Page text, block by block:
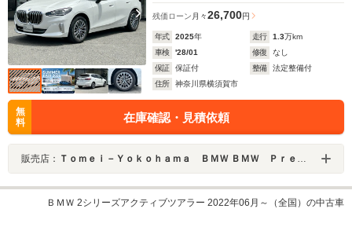
残価ローン 月々26,700円
年式 2025年 走行 1.3万km
車検
'28/01 修復
なし
保証
保証付 整備
法定整備付
住所
神奈川県横須賀市
無
料
在庫確認・見積依頼
販売店： Ｔｏｍｅｉ－Ｙｏｋｏｈａｍａ ＢＭＷ ＢＭＷ Ｐｒｅｍｉｕｍ Ｓｅｌｅｃｔｉｏｎ 横須賀
ＢＭＷ 2シリーズアクティブツアラー 2022年06月～（全国）の中古車